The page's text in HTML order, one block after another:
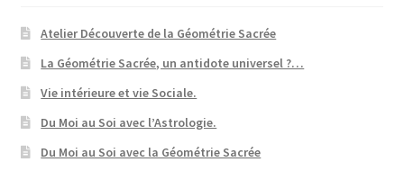
Atelier Découverte de la Géométrie Sacrée
La Géométrie Sacrée, un antidote universel ?…
Vie intérieure et vie Sociale.
Du Moi au Soi avec l’Astrologie.
Du Moi au Soi avec la Géométrie Sacrée